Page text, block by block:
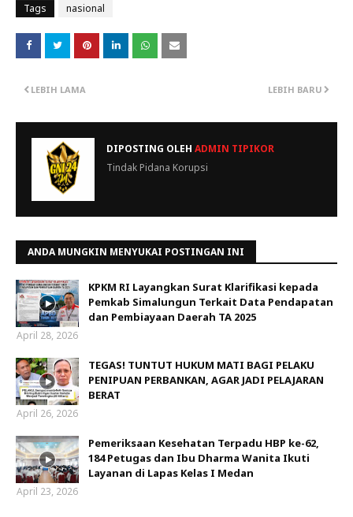
Tags nasional
LEBIH BARU
LEBIH LAMA
DIPOSTING OLEH ADMIN TIPIKOR
Tindak Pidana Korupsi
ANDA MUNGKIN MENYUKAI POSTINGAN INI
KPKM RI Layangkan Surat Klarifikasi kepada
Pemkab Simalungun Terkait Data Pendapatan
dan Pembiayaan Daerah TA 2025
April 28, 2026
TEGAS! TUNTUT HUKUM MATI BAGI PELAKU
PENIPUAN PERBANKAN, AGAR JADI PELAJARAN
BERAT
April 26, 2026
Pemeriksaan Kesehatan Terpadu HBP ke-62,
184 Petugas dan Ibu Dharma Wanita Ikuti
Layanan di Lapas Kelas I Medan
April 23, 2026